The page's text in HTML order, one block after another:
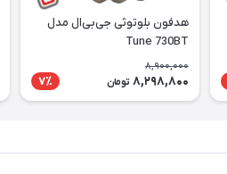
هدفون بلوتوثی جی‌بی‌ال مدل
Tune 730BT
8,900,000
8,298,800 تومان 7٪